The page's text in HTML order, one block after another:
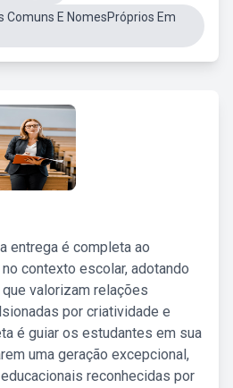
Comuns E NomesPróprios Em
entrega é completa ao
contexto escolar, adotando
valorizam relações
por criatividade e
é guiar os estudantes em sua
uma geração excepcional,
reconhecidas por